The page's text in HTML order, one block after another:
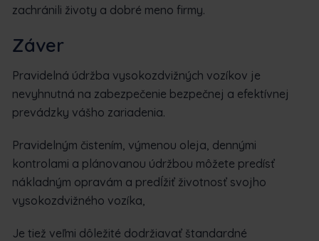
zachránili životy a dobré meno firmy.
Záver
Pravidelná údržba vysokozdvižných vozíkov je
nevyhnutná na zabezpečenie bezpečnej a efektívnej
prevádzky vášho zariadenia.
Pravidelným čistením, výmenou oleja, dennými
kontrolami a plánovanou údržbou môžete predísť
nákladným opravám a predĺžiť životnosť svojho
vysokozdvižného vozíka,
Je tiež veľmi dôležité dodržiavať štandardné